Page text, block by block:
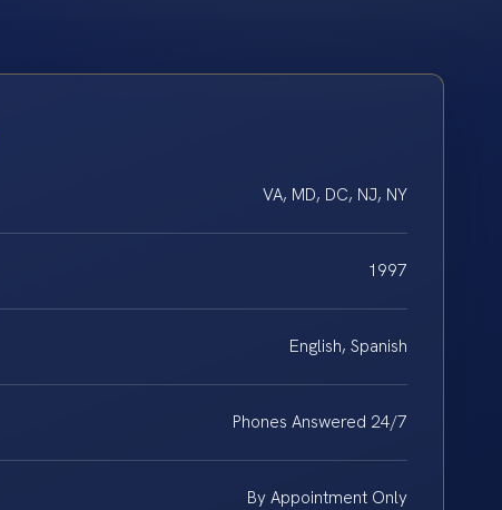
VA, MD, DC, NJ, NY
1997
English, Spanish
Phones Answered 24/7
By Appointment Only